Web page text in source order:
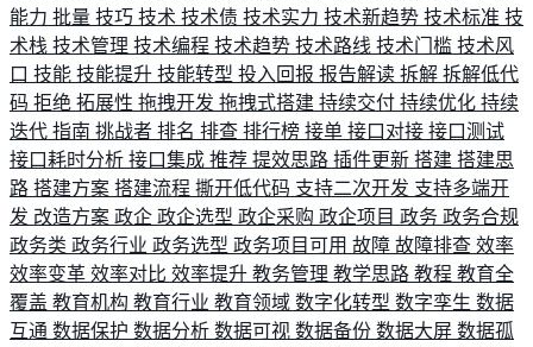
能力 批量 技巧 技术 技术债 技术实力 技术新趋势 技术标准 技
术栈 技术管理 技术编程 技术趋势 技术路线 技术门槛 技术风
口 技能 技能提升 技能转型 投入回报 报告解读 拆解 拆解低代
码 拒绝 拓展性 拖拽开发 拖拽式搭建 持续交付 持续优化 持续
迭代 指南 挑战者 排名 排查 排行榜 接单 接口对接 接口测试
接口耗时分析 接口集成 推荐 提效思路 插件更新 搭建 搭建思
路 搭建方案 搭建流程 撕开低代码 支持二次开发 支持多端开
发 改造方案 政企 政企选型 政企采购 政企项目 政务 政务合规
政务类 政务行业 政务选型 政务项目可用 故障 故障排查 效率
效率变革 效率对比 效率提升 教务管理 教学思路 教程 教育全
覆盖 教育机构 教育行业 教育领域 数字化转型 数字孪生 数据
互通 数据保护 数据分析 数据可视 数据备份 数据大屏 数据孤